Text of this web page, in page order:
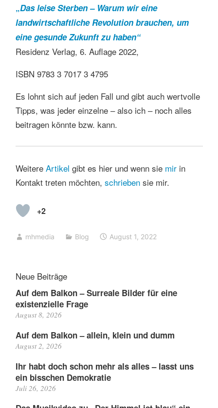
„Das leise Sterben – Warum wir eine
landwirtschaftliche Revolution brauchen, um
eine gesunde Zukunft zu haben“
Residenz Verlag, 6. Auflage 2022,
ISBN 9783 3 7017 3 4795
Es lohnt sich auf jeden Fall und gibt auch wertvolle
Tipps, was jeder einzelne – also ich – noch alles
beitragen könnte bzw. kann.
Weitere Artikel gibt es hier und wenn sie mirin
Kontakt treten möchten, schriebensie mir.
+2
mhmedia Blog August 1, 2022
Neue Beiträge
Auf dem Balkon – Surreale Bilder für eine
existenzielle Frage
August 8, 2026
Auf dem Balkon – allein, klein und dumm
August 2, 2026
Ihr habt doch schon mehr als alles – lasst uns
ein bisschen Demokratie
Juli 26, 2026